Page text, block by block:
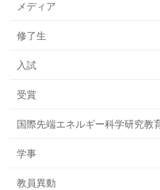
メディア
修了生
入試
受賞
国際先端エネルギー科学研究教
学事
教員異動